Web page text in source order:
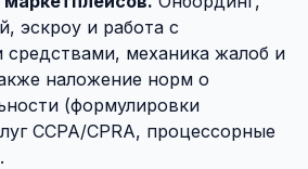
эскроу и работа с
механика жалоб и
наложение норм о
(формулировки
CCPA/CPRA, процессорные